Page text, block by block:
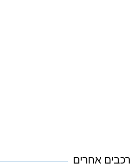
רכבים אחרים